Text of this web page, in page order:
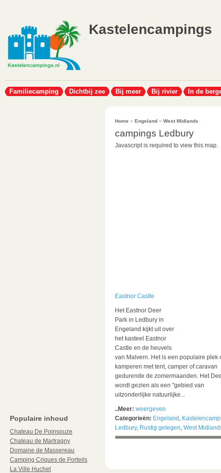
Kastelencampings
Familiecamping Dichtbij zee Bij meer Bij rivier In de
Populaire inhoud
Chateau De Poinsouze
Chateau de Martragny
Domaine de Massereau
Camping Criques de Porteils
La Ville Huchet
Home » Engeland» West Midlands
campings Ledbury
Javascript is required to view this map.
Eastnor Castle
Het Eastnor Deer
Park in Ledbury in
Engeland kijkt uit over
het kasteel Eastnor
Castle en de heuvels
van Malvern. Het is een populaire plek
kamperen met tent, camper of caravan
gedurende de zomermaanden. Het
wordt gezien als een "gebied van
uitzonderlijke natuurlijke...
..Meer: weergeven
Categorieën: Engeland ,
Ledbury, Rustig gelegen, West